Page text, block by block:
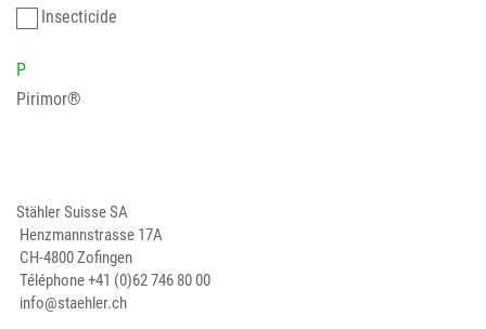
Insecticide
P
Pirimor®
Stähler Suisse SA
Henzmannstrasse 17A
CH-4800 Zofingen
Téléphone+41 (0)62 746 80 00
info@staehler.ch